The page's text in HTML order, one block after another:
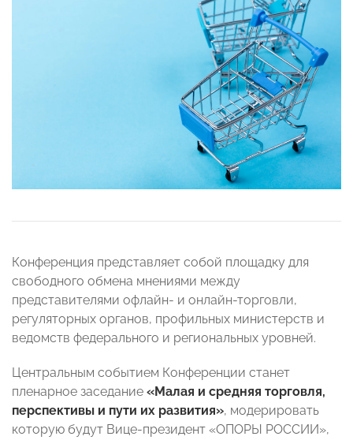
Конференция представляет собой площадку для
свободного обмена мнениями между
представителями офлайн- и онлайн-торговли,
регуляторных органов, профильных министерств и
ведомств федерального и региональных уровней.
Центральным событием Конференции станет
пленарное заседание «Малая и средняя торговля,
перспективы и пути их развития», модерировать
которую будут Вице-президент «ОПОРЫ РОССИИ»,